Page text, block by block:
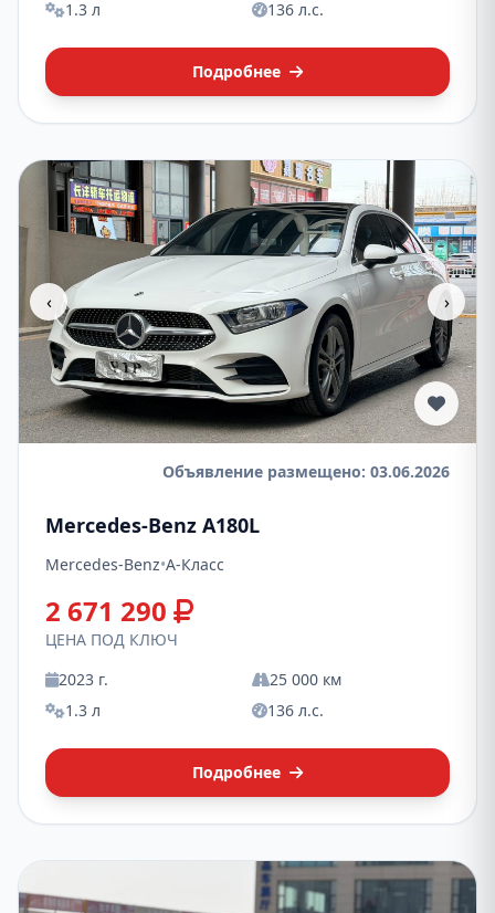
1.3 л 136 л.с.
Подробнее
‹ ›
Объявление размещено: 03.06.2026
Mercedes-Benz A180L
Mercedes-Benz•A-Класс
2 671 290
ЦЕНА ПОД КЛЮЧ
2023 г.
25 000 км
1.3 л
136 л.с.
Подробнее